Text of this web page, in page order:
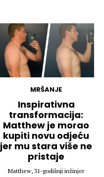
MRŠANJE
Inspirativna
transformacija:
Matthew je morao
kupiti novu odjeću
jer mu stara više ne
pristaje
Matthew, 31-godišnji inžinjer